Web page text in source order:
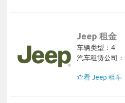
Jeep 租金
车辆类型：4
汽车租赁公司
查看 Jeep 租车